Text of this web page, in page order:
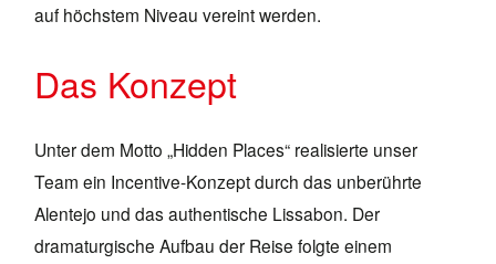
auf höchstem Niveau vereint werden.
Das Konzept
Unter dem Motto „Hidden Places“ realisierte unser
Team ein Incentive-Konzept durch das unberührte
Alentejo und das authentische Lissabon. Der
dramaturgische Aufbau der Reise folgte einem